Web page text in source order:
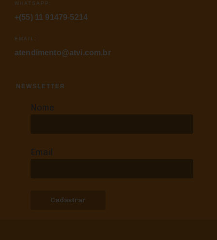
WHATSAPP:
+(55) 11 91479-5214
EMAIL:
atendimento@atvi.com.br
NEWSLETTER
Nome
Email